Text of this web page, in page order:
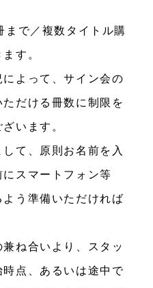
まで／複数タイトル購
す。
によって、サイン会の
だける冊数に制限を
います。
て、原則お名前を入
スマートフォン等
う準備いただければ
兼ね合いより、スタッ
点、あるいは途中で